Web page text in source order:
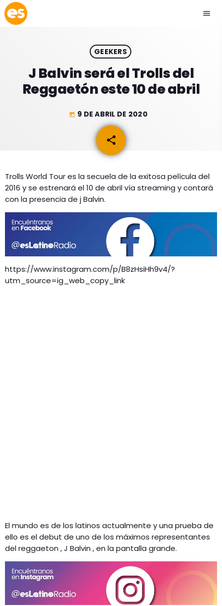
menu
EMISIÓN LA PAZ
play_arrow EMISIÓN COCHABAMBA
ACTUALIDAD
ESPECTÁCULOS
GEEKERS
MÚSICA
ENTRETENIMIENTO
LOS + TOP
PROGRAMACIÓN
INICIO
RADIO SPLENDID
CONTACTO
GEEKERS
J Balvin será el Trolls del
Reggaetón este 10 de abril
today 9 DE ABRIL DE 2020
share
email
Trolls World Tour es la secuela de la exitosa película del
2016 y se estrenará el 10 de abril vía streaming y contará
con la presencia de j Balvin.
https://www.instagram.com/p/B8zHsiHh9v4/?
utm_source=ig_web_copy_link
El mundo es de los latinos actualmente y una prueba de
ello es el debut de uno de los máximos representantes
del reggaeton , J Balvin , en la pantalla grande.